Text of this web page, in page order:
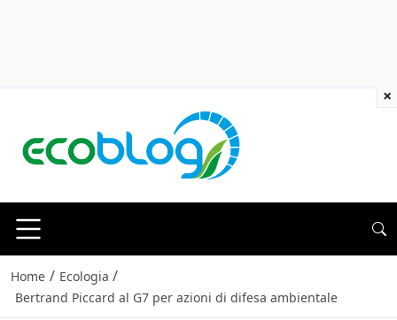
Home / Ecologia /
Bertrand Piccard al G7 per azioni di difesa ambientale
×